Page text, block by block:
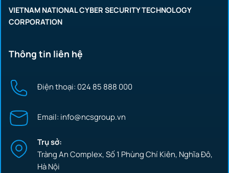
VIETNAM NATIONAL CYBER SECURITY TECHNOLOGY
CORPORATION
Thông tin liên hệ
Điện thoại: 024 85 888 000
Email: info@ncsgroup.vn
Trụ sở:
Tràng An Complex, Số 1 Phùng Chí Kiên, Nghĩa Đô,
Hà Nội